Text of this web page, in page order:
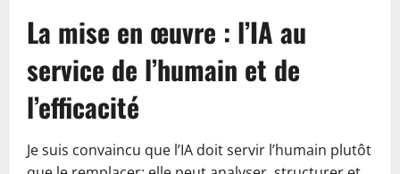
La mise en œuvre : l’IA au
service de l’humain et de
l’efficacité
Je suis convaincu que l’IA doit servir l’humain plutôt